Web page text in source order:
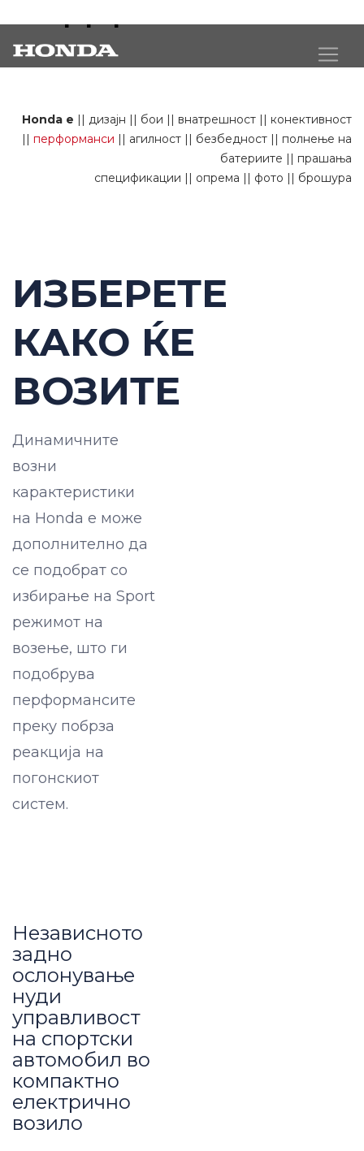
Honda e || дизајн || бои || внатрешност || конективност
|| перформанси || агилност || безбедност || полнење на
батериите || прашања
спецификации || опрема || фото || брошура
ИЗБЕРЕТЕ
КАКО ЌЕ
ВОЗИТЕ
Динамичните
возни
карактеристики
на Honda e може
дополнително да
се подобрат со
избирање на Sport
режимот на
возење, што ги
подобрува
перформансите
преку побрза
реакција на
погонскиот
систем.
Независното
задно
ослонување
нуди
управливост
на спортски
автомобил во
компактно
електрично
возило